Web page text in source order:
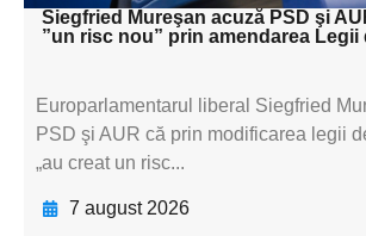
Siegfried Mureşan acuză PSD şi
”un risc nou” prin amendarea
Europarlamentarul liberal Siegfried
PSD şi AUR că prin modificarea legii
„au creat un risc...
7 august 2026